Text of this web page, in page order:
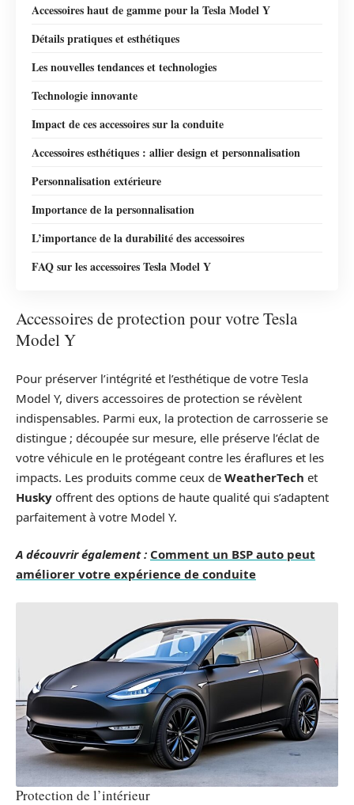
Accessoires haut de gamme pour la Tesla Model Y
Détails pratiques et esthétiques
Les nouvelles tendances et technologies
Technologie innovante
Impact de ces accessoires sur la conduite
Accessoires esthétiques : allier design et personnalisation
Personnalisation extérieure
Importance de la personnalisation
L’importance de la durabilité des accessoires
FAQ sur les accessoires Tesla Model Y
Accessoires de protection pour votre Tesla
Model Y
Pour préserver l’intégrité et l’esthétique de votre Tesla
Model Y, divers accessoires de protection se révèlent
indispensables. Parmi eux, la protection de carrosserie se
distingue ; découpée sur mesure, elle préserve l’éclat de
votre véhicule en le protégeant contre les éraflures et les
impacts. Les produits comme ceux de WeatherTech et
Husky offrent des options de haute qualité qui s’adaptent
parfaitement à votre Model Y.
A découvrir également : Comment un BSP auto peut
améliorer votre expérience de conduite
Protection de l’intérieur